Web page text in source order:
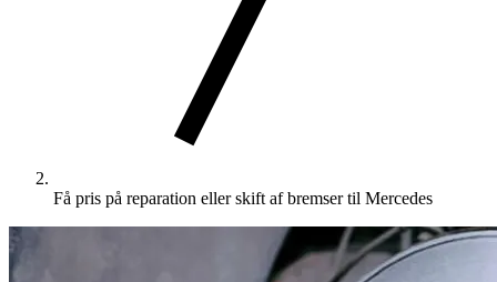
Få pris på reparation eller skift af bremser til Mercedes